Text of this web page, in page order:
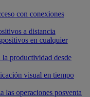
con conexiones
a distancia
en cualquier
productividad desde
visual en tiempo
las operaciones posventa